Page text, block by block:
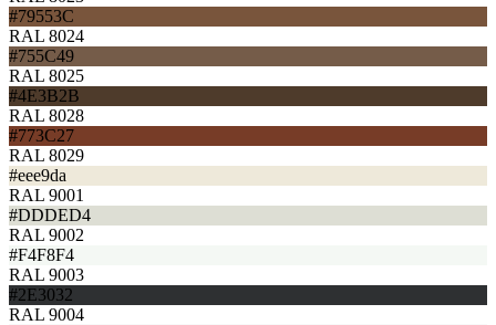
#79553C
RAL 8024
#755C49
RAL 8025
#4E3B2B
RAL 8028
#773C27
RAL 8029
#eee9da
RAL 9001
#DDDED4
RAL 9002
#F4F8F4
RAL 9003
#2E3032
RAL 9004